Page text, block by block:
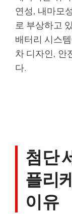
연성, 내마모
로 부상하고
배터리 시스
차 디자인, 안
다.
첨단
플리
이유